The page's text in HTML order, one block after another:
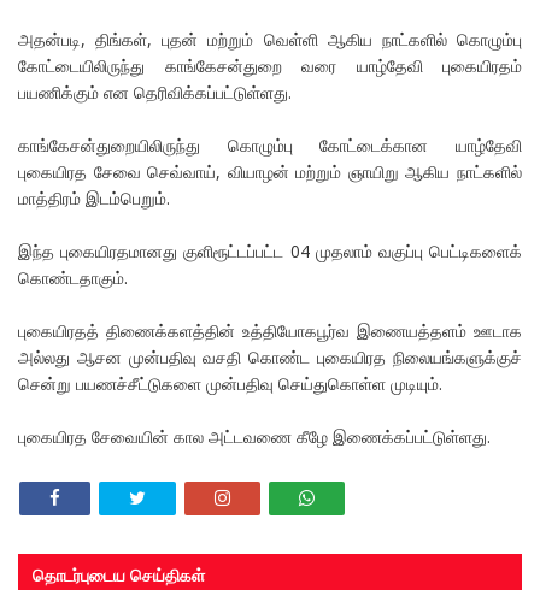
அதன்படி, திங்கள், புதன் மற்றும் வெள்ளி ஆகிய நாட்களில் கொழும்பு
கோட்டையிலிருந்து காங்கேசன்துறை வரை யாழ்தேவி புகையிரதம்
பயணிக்கும் என தெரிவிக்கப்பட்டுள்ளது.
காங்கேசன்துறையிலிருந்து கொழும்பு கோட்டைக்கான யாழ்தேவி
புகையிரத சேவை செவ்வாய், வியாழன் மற்றும் ஞாயிறு ஆகிய நாட்களில்
மாத்திரம் இடம்பெறும்.
இந்த புகையிரதமானது குளிரூட்டப்பட்ட 04 முதலாம் வகுப்பு பெட்டிகளைக்
கொண்டதாகும்.
புகையிரதத் திணைக்களத்தின் உத்தியோகபூர்வ இணையத்தளம் ஊடாக
அல்லது ஆசன முன்பதிவு வசதி கொண்ட புகையிரத நிலையங்களுக்குச்
சென்று பயணச்சீட்டுகளை முன்பதிவு செய்துகொள்ள முடியும்.
புகையிரத சேவையின் கால அட்டவணை கீழே இணைக்கப்பட்டுள்ளது.
தொடர்புடைய செய்திகள்